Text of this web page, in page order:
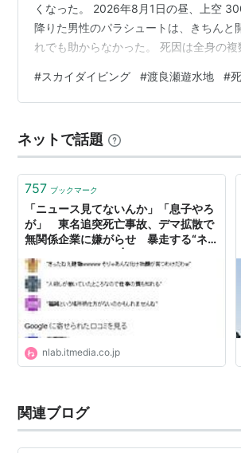
くなった。 2026年8月1日の昼、上空
降りた男性のパラシュートは、きちんと
れでも助からなかった。 死因は全身の複
着地の際の操作を誤った可能性があると
因を調べている。 傘が開いていたのに
していない。 この記事でわかること 渡
起きたのか パラシュートは開いていた
地…
#スカイダイビング #渡良瀬遊水地 #
ネットで話題
757 ブックマーク
「ニュース見てないんか」「息子やろ
が」 東名追突死亡事故、デマ拡散で
無関係企業に嫌がらせ 暴走する“ネッ
nlab.itmedia.co.jp
関連ブログ